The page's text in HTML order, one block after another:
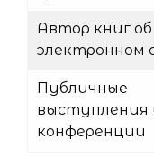
Автор книг об
электронном
Публичные
выступления
конференции